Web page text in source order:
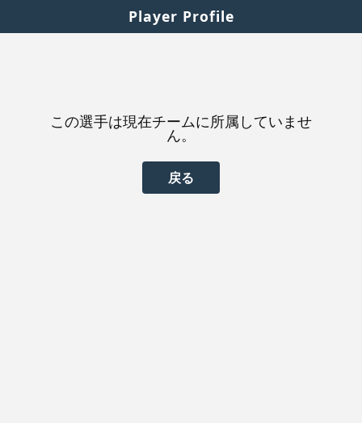
Player Profile
この選手は現在チームに所属していませ
ん。
戻る